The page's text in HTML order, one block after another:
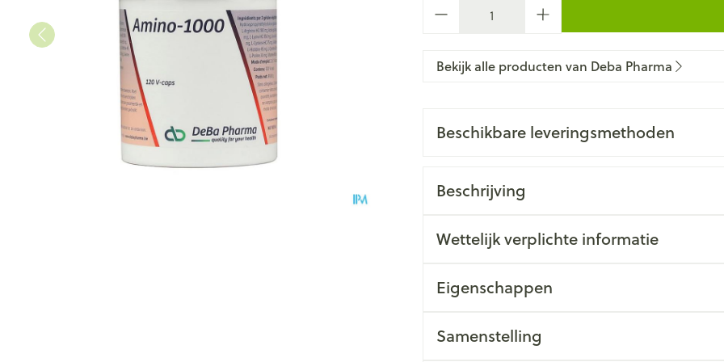
Bekijk alle producten van Deba Pharma
Beschikbare leveringsmethoden
Beschrijving
Wettelijk verplichte informatie
Eigenschappen
Samenstelling